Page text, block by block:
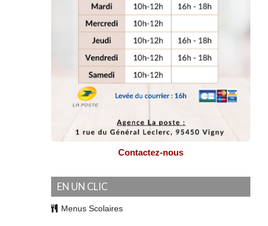
Contactez-nous
EN UN CLIC
Menus Scolaires